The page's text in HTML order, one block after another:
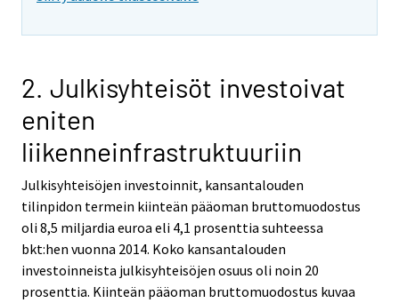
2. Julkisyhteisöt investoivat
eniten
liikenneinfrastruktuuriin
Julkisyhteisöjen investoinnit, kansantalouden
tilinpidon termein kiinteän pääoman bruttomuodostus
oli 8,5 miljardia euroa eli 4,1 prosenttia suhteessa
bkt:hen vuonna 2014. Koko kansantalouden
investoinneista julkisyhteisöjen osuus oli noin 20
prosenttia. Kiinteän pääoman bruttomuodostus kuvaa